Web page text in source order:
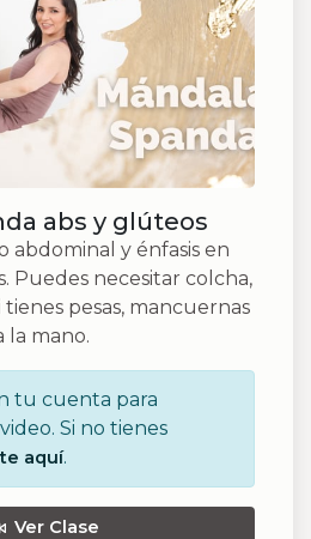
abs y glúteos
abdominal y énfasis en
Puedes necesitar colcha,
pesas, mancuernas
la mano.
tu cuenta para
Si no tienes
aquí.
Ver Clase